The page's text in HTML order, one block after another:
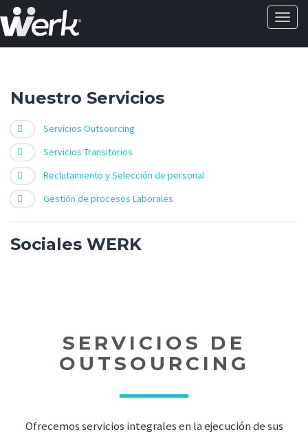
Nuestro Servicios
Servicios Outsourcing
Servicios Transitorios
Reclutamiento y Selección de personal
Gestión de procesos Laborales
Sociales WERK
SERVICIOS DE
OUTSOURCING
Ofrecemos servicios integrales en la ejecución de sus